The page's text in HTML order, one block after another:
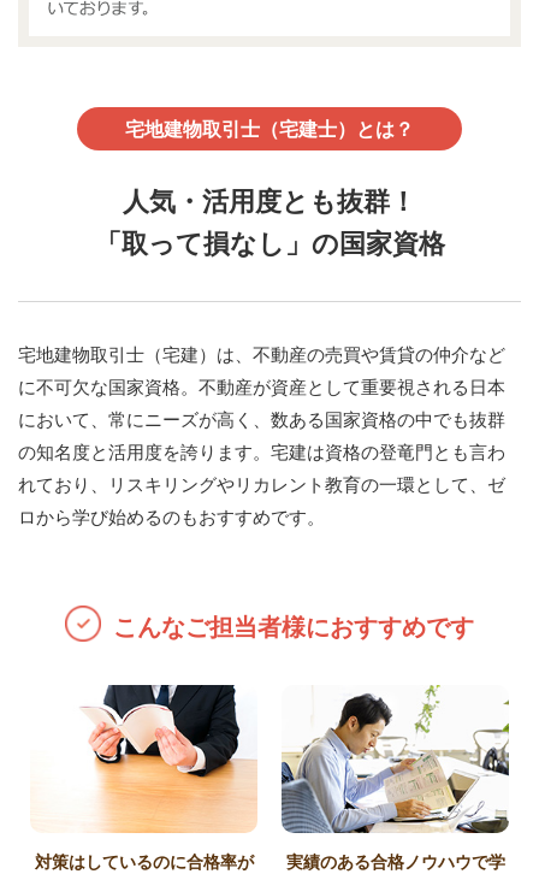
宅地建物取引士（宅建士）とは？
人気・活用度とも抜群！
「取って損なし」の国家資格
宅地建物取引士（宅建）は、不動産の売買や賃貸の仲介など
に不可欠な国家資格。不動産が資産として重要視される日本
において、常にニーズが高く、数ある国家資格の中でも抜群
の知名度と活用度を誇ります。宅建は資格の登竜門とも言わ
れており、リスキリングやリカレント教育の一環として、ゼ
ロから学び始めるのもおすすめです。
こんなご担当者様におすすめです
対策はしているのに合格率が
実績のある合格ノウハウで学